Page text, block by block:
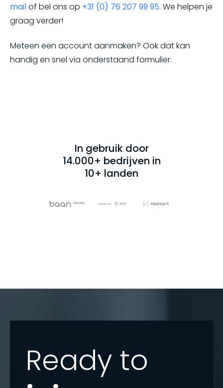
mailof bel ons op +31 (0) 76 207 99 95. We helpen je
graag verder!
Meteen een account aanmaken? Ook dat kan
handig en snel via onderstaand formulier.
In gebruik door
14.000+ bedrijven in
10+ landen
Ready to